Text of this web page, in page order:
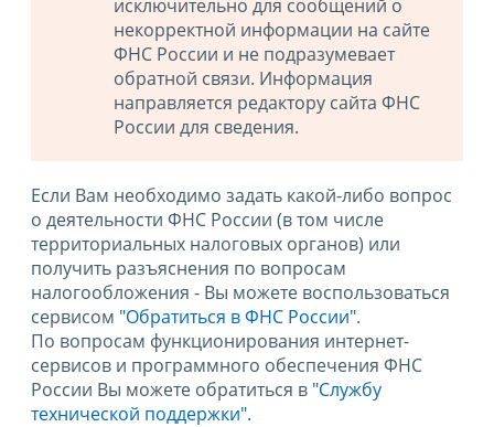
исключительно для сообщений о
некорректной информации на сайте
ФНС России и не подразумевает
обратной связи. Информация
направляется редактору сайта ФНС
России для сведения.
Если Вам необходимо задать какой-либо вопрос
о деятельности ФНС России (в том числе
территориальных налоговых органов) или
получить разъяснения по вопросам
налогообложения - Вы можете воспользоваться
сервисом "Обратиться в ФНС России".
По вопросам функционирования интернет-
сервисов и программного обеспечения ФНС
России Вы можете обратиться в "Службу
технической поддержки".